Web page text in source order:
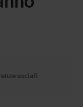
sociali